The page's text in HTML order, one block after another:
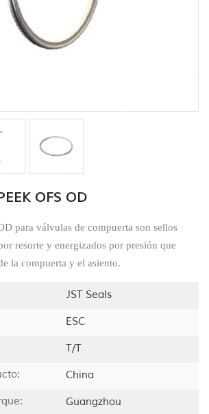
OFS OD
para válvulas de compuerta son sellos
resorte y energizados por presión que
la compuerta y el asiento.
JST Seals
ESC
T/T
China
Guangzhou